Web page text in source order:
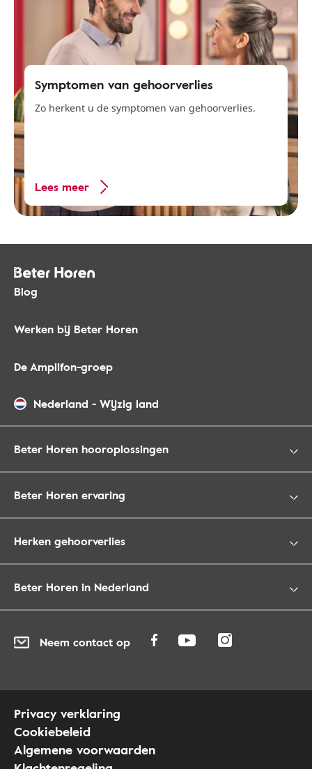
Symptomen van gehoorverlies
Zo herkent u de symptomen van gehoorverlies.
Lees meer
Blog
Werken bij Beter Horen
De Amplifon-groep
Nederland - Wijzig land
Beter Horen hooroplossingen
Beter Horen ervaring
Herken gehoorverlies
Beter Horen in Nederland
Neem contact op
Privacy verklaring
Cookiebeleid
Algemene voorwaarden